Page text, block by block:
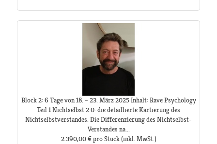
Block 2: 6 Tage von 18. – 23. März 2025 Inhalt: Rave Psychology
Teil 1 Nichtselbst 2.0: die detaillierte Kartierung des
Nichtselbstverstandes. Die Differenzierung des Nichtselbst-
Verstandes na...
2.390,00 € pro Stück(inkl. MwSt.)